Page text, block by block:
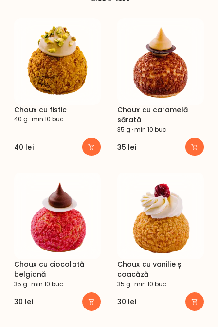
Choux cu fistic
40 g · min 10 buc
40 lei
Choux cu caramelă
sărată
35 g · min 10 buc
35 lei
Choux cu ciocolată
belgiană
35 g · min 10 buc
30 lei
Choux cu vanilie și
coacăză
35 g · min 10 buc
30 lei